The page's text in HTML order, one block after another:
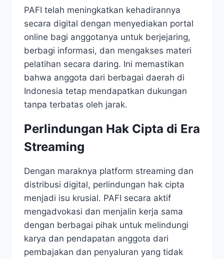
PAFI telah meningkatkan kehadirannya
secara digital dengan menyediakan portal
online bagi anggotanya untuk berjejaring,
berbagi informasi, dan mengakses materi
pelatihan secara daring. Ini memastikan
bahwa anggota dari berbagai daerah di
Indonesia tetap mendapatkan dukungan
tanpa terbatas oleh jarak.
Perlindungan Hak Cipta di Era
Streaming
Dengan maraknya platform streaming dan
distribusi digital, perlindungan hak cipta
menjadi isu krusial. PAFI secara aktif
mengadvokasi dan menjalin kerja sama
dengan berbagai pihak untuk melindungi
karya dan pendapatan anggota dari
pembajakan dan penyaluran yang tidak